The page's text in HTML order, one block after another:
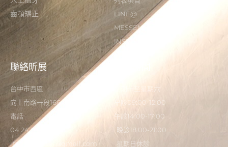
齒顎矯正
LINE@
MESSENGER
INSTAGRAM
聯絡昕展
台中市西區
向上南路一段166-5號
電話
04 2473 0325
flystardental@gmail.com
星期一至星期六
早診09:00-12:00
午診14:00-17:00
晚診18:00-21:00
星期日休診